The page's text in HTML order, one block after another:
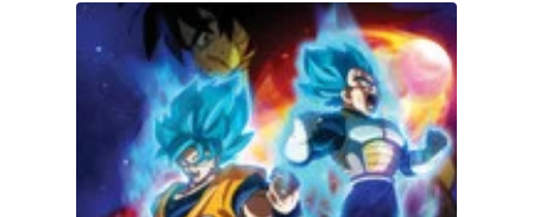
Dragon Ball Super: Broly